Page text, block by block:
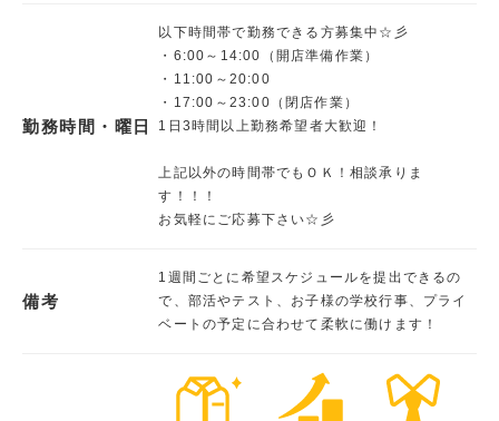
勤務時間・曜日
以下時間帯で勤務できる方募集中☆彡
・6:00～14:00（開店準備作業）
・11:00～20:00
・17:00～23:00（閉店作業）
1日3時間以上勤務希望者大歓迎！
上記以外の時間帯でもＯＫ！相談承りま
す！！！
お気軽にご応募下さい☆彡
備考
1週間ごとに希望スケジュールを提出できるの
で、部活やテスト、お子様の学校行事、プライ
ベートの予定に合わせて柔軟に働けます！